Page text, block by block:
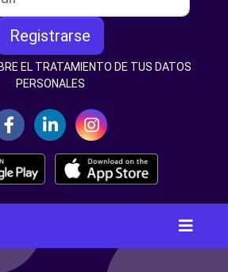
Registrarse
EL TRATAMIENTO DE TUS DATOS
PERSONALES